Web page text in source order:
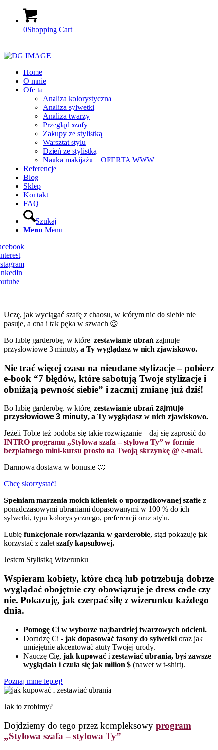
0Shopping Cart
Home
O mnie
Oferta
Analiza kolorystyczna
Analiza sylwetki
Analiza twarzy
Przegląd szafy
Zakupy ze stylistką
Warsztat stylu
Dzień ze stylistką
Nauka makijażu – OFERTA WWW
Referencje
Blog
Sklep
Kontakt
FAQ
Szukaj
Menu Menu
Uczę, jak wyciągać szafę z chaosu, w którym nic do siebie nie
pasuje, a ona i tak pęka w szwach 😉
Bo lubię garderobę, w której zestawianie ubrań zajmuje
przysłowiowe 3 minuty, a Ty wyglądasz w nich zjawiskowo.
Nie trać więcej czasu na nieudane stylizacje – pobierz
e-book “7 błędów, które sabotują Twoje stylizacje i
obniżają pewność siebie” i zacznij zmianę już dziś!
Bo lubię garderobę, w której zestawianie ubrań zajmuje
przysłowiowe 3 minuty, a Ty wyglądasz w nich zjawiskowo.
Jeżeli Tobie też podoba się takie rozwiązanie – daj się zaprosić do
INTRO programu „Stylowa szafa – stylowa Ty” w formie
bezpłatnego mini-kursu prosto na Twoją skrzynkę @ e-mail.
Darmowa dostawa w bonusie 🙂
Chcę skorzystać!
Spełniam marzenia moich klientek o uporządkowanej szafie z
ponadczasowymi ubraniami dopasowanymi w 100 % do ich
sylwetki, typu kolorystycznego, preferencji oraz stylu.
Lubię funkcjonale rozwiązania w garderobie, stąd pokazuję jak
korzystać z zaletszafy kapsułowej.
Jestem Stylistką Wizerunku
Wspieram kobiety, które chcą lub potrzebują dobrze
wyglądać obojętnie czy obowiązuje je dress code czy
nie. Pokazuję, jak czerpać siłę z wizerunku każdego
dnia.
Pomogę Ci w wyborze najbardziej twarzowych odcieni.
Doradzę Ci - jak dopasować fasony do sylwetki oraz jak
umiejętnie akcentować atuty Twojej urody.
Nauczę Cię, jak kupować i zestawiać ubrania, byś zawsze
wyglądała i czuła się jak milion $ (nawet w t-shirt).
Poznaj mnie lepiej!
Jak to zrobimy?
Dojdziemy do tego przez kompleksowy program
„Stylowa szafa – stylowa Ty”